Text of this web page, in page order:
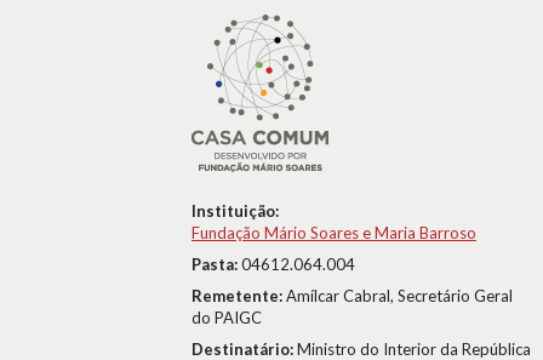
Instituição:
Fundação Mário Soares e Maria Barroso
Pasta:04612.064.004
Remetente:Amílcar Cabral, Secretário Geral
do PAIGC
Destinatário:Ministro do Interior da República